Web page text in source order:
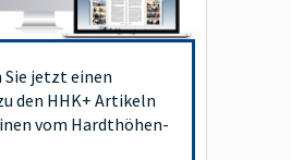
jetzt einen
den HHK+ Artikeln
vom Hardthöhen-